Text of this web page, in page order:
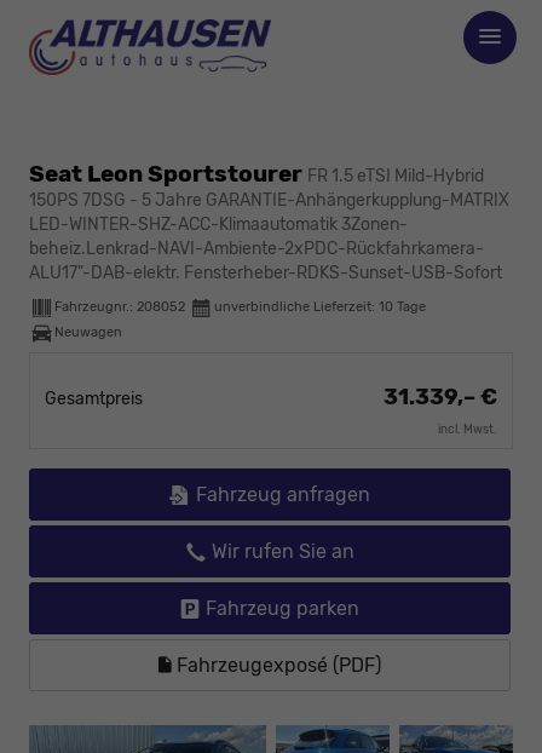
Seat Leon Sportstourer FR 1.5 eTSI Mild-Hybrid
150PS 7DSG - 5 Jahre GARANTIE-Anhängerkupplung-MATRIX
LED-WINTER-SHZ-ACC-Klimaautomatik 3Zonen-
beheiz.Lenkrad-NAVI-Ambiente-2xPDC-Rückfahrkamera-
ALU17"-DAB-elektr. Fensterheber-RDKS-Sunset-USB-Sofort
Fahrzeugnr.: 208052 unverbindliche Lieferzeit: 10 Tage
Neuwagen
Gesamtpreis 31.339,– €
incl. Mwst.
Fahrzeug anfragen
Wir rufen Sie an
Fahrzeug parken
Fahrzeugexposé (PDF)